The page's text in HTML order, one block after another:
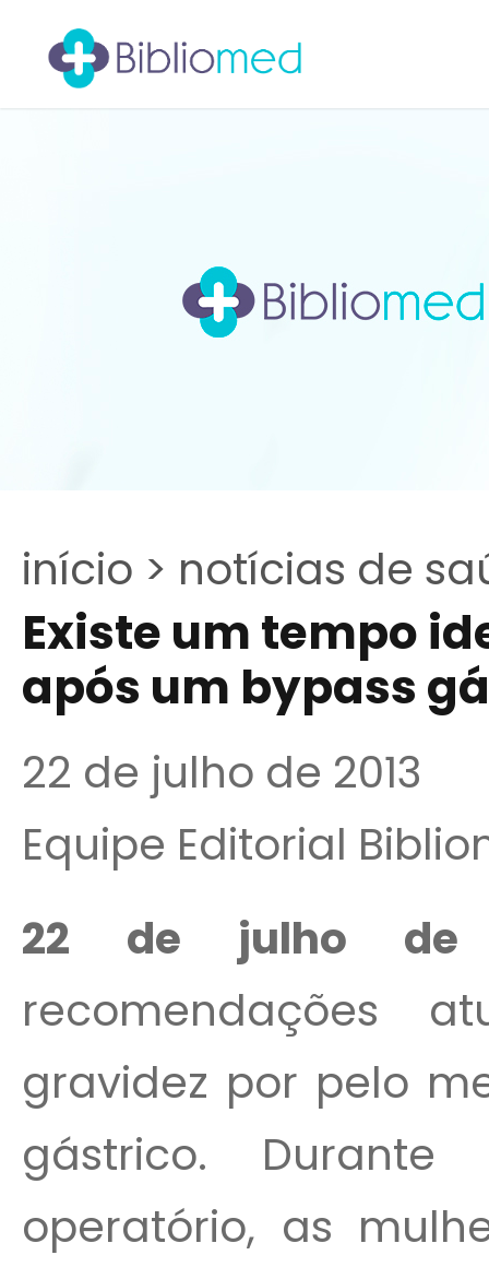
início > notícias de
Existe um tempo
após um bypass
22 de julho de 2013
Equipe Editorial
22 de julho de
recomendações
gravidez por pelo
gástrico.
operatório, as